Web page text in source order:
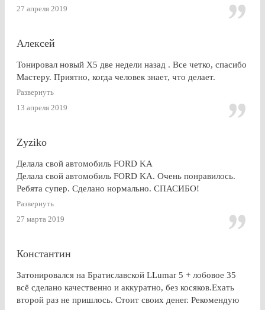
стекла (есть, правда, неравномерность на разных стеклах,
но это я уже придираюсь). По сравнению с другими
посоветоваться обращаться к этим ребятам? Однозначно,
27 апреля 2019
Алексей
Тонировал новый Х5 две недели назад . Все четко, спасибо
Мастеру. Приятно, когда человек знает, что делает.
Развернуть
13 апреля 2019
Zyziko
Делала свой автомобиль FORD KA
Делала свой автомобиль FORD KA. Очень понравилось.
Ребята супер. Сделано нормально. СПАСИБО!
Развернуть
27 марта 2019
Константин
Затонировался на Братиславской LLumar 5 + лобовое 35
всё сделано качественно и аккуратно, без косяков.Ехать
второй раз не пришлось. Стоит своих денег. Рекомендую